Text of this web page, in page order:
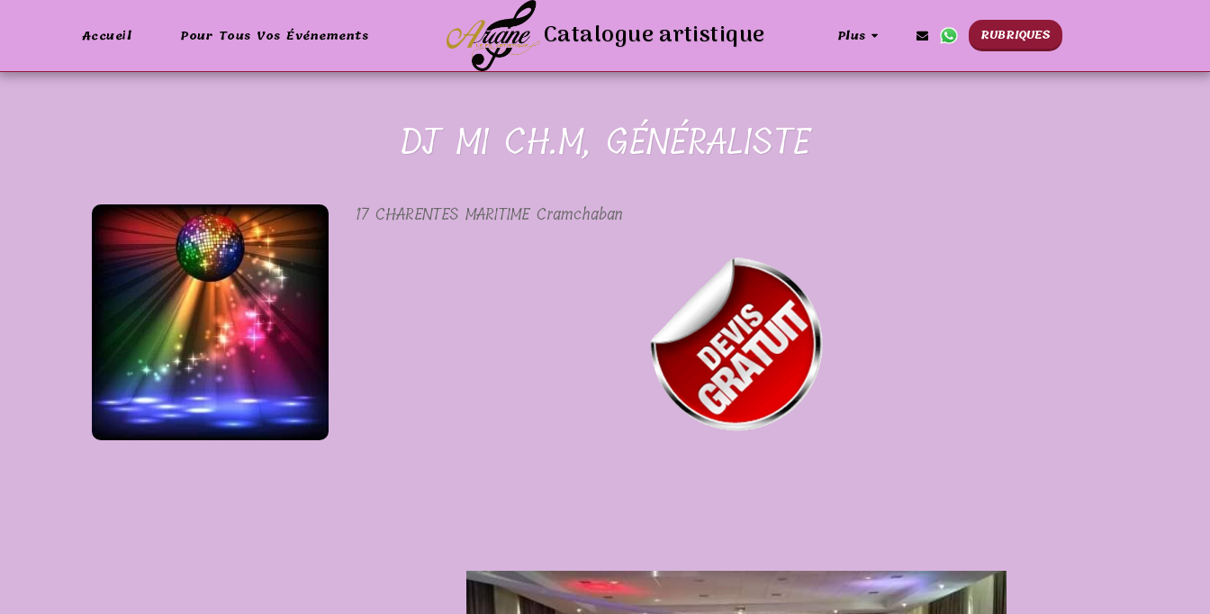
Accueil Pour Tous Vos Événements Catalogue artistique Plus RUBRIQUES
DJ MI CH.M, GÉNÉRALISTE
17 CHARENTES MARITIME Cramchaban